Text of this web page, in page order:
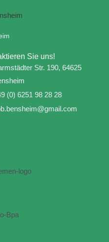
Sie uns!
Str. 190, 64625
(0) 6251 98 28 28